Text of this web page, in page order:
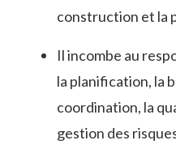
construction et la
Il incombe au
la planification, la
coordination, la
gestion des